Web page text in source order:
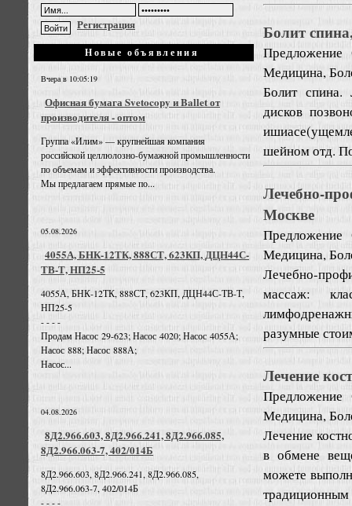
Регистрация
Новые объявления
Вчера в 10:05:19
Офисная бумага Svetocopy и Ballet от
производителя - оптом
Группа «Илим» — крупнейшая компания
российской целлюлозно-бумажной промышленности
по объемам и эффективности производства.
Мы предлагаем прямые по...
05.08.2026
4055А, БНК-12ТК, 888СТ, 623КП, ДЦН44С-
ТВ-Т, НП25-5
4055А, БНК-12ТК, 888СТ, 623КП, ДЦН44С-ТВ-Т,
НП25-5
- - - -
Продам Насос 29-623; Насос 4020; Насос 4055А;
Насос 888; Насос 888А;
Насос...
04.08.2026
8Д2.966.603, 8Д2.966.241, 8Д2.966.085,
8Д2.966.063-7, 402/014Б
8Д2.966.603, 8Д2.966.241, 8Д2.966.085,
8Д2.966.063-7, 402/014Б
- - - -
Болит
Предложение
Медицина,
Болит
дисков
шейном отд.
Лечебно-
Москве
Предложение
Медицина,
Лечебно-
массаж:
разумные
Лечение
Предложение
Медицина,
Лечение
в обмене
можете
традиционным